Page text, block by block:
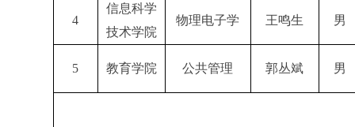
4
信息科学
技术学院
物理电子学 王鸣生 男
5 教育学院 公共管理 郭丛斌 男